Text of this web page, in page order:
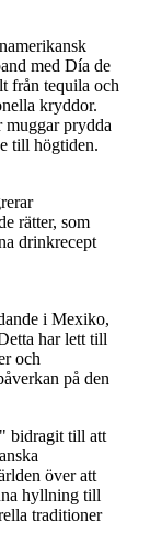
med Día de
från tequila och
kryddor.
muggar prydda
till högtiden.
rätter, som
drinkrecept
i Mexiko,
har lett till
och
på den
bidragit till att
över att
hyllning till
traditioner